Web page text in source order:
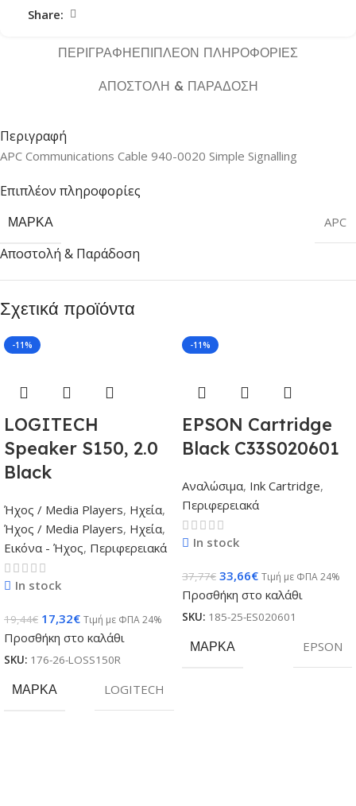
Share:
ΠΕΡΙΓΡΑΦΉΕΠΙΠΛΈΟΝ ΠΛΗΡΟΦΟΡΊΕΣ
ΑΠΟΣΤΟΛΉ & ΠΑΡΆΔΟΣΗ
Περιγραφή
APC Communications Cable 940-0020 Simple Signalling
Επιπλέον πληροφορίες
ΜΆΡΚΑ APC
Αποστολή & Παράδοση
Σχετικά προϊόντα
-11%
LOGITECH
Speaker S150, 2.0
Black
Ήχος / Media Players, Ηχεία,
Ήχος / Media Players, Ηχεία,
Εικόνα - Ήχος, Περιφερειακά
In stock
19,44€ 17,32€ Τιμή με ΦΠΑ 24%
Προσθήκη στο καλάθι
SKU: 176-26-LOSS150R
ΜΆΡΚΑ LOGITECH
-11%
EPSON Cartridge
Black C33S020601
Αναλώσιμα, Ink Cartridge,
Περιφερειακά
In stock
37,77€ 33,66€ Τιμή με ΦΠΑ 24%
Προσθήκη στο καλάθι
SKU: 185-25-ES020601
ΜΆΡΚΑ EPSON